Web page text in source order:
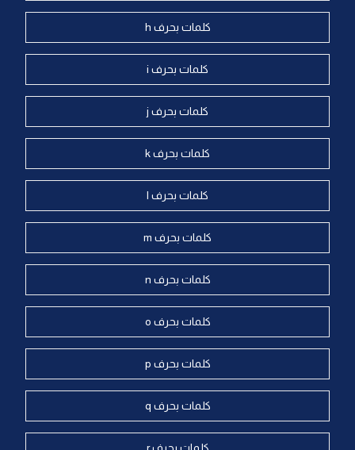
كلمات بحرف h
كلمات بحرف i
كلمات بحرف j
كلمات بحرف k
كلمات بحرف l
كلمات بحرف m
كلمات بحرف n
كلمات بحرف o
كلمات بحرف p
كلمات بحرف q